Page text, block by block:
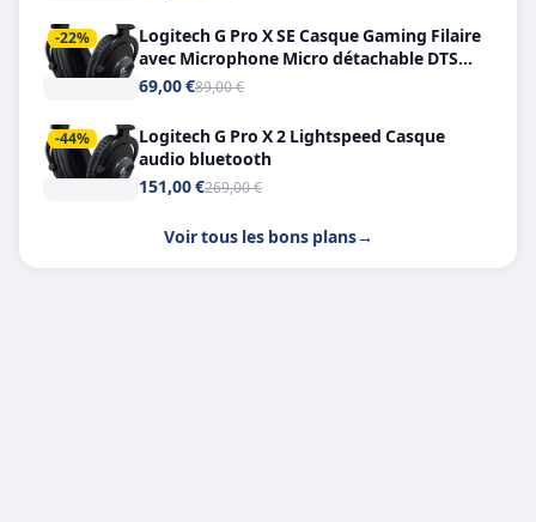
-22%
Logitech G Pro X SE Casque Gaming Filaire
avec Microphone Micro détachable DTS
Headphone X 7.1
69,00 €89,00 €
-44%
Logitech G Pro X 2 Lightspeed Casque
audio bluetooth
151,00 €269,00 €
Voir tous les bons plans→